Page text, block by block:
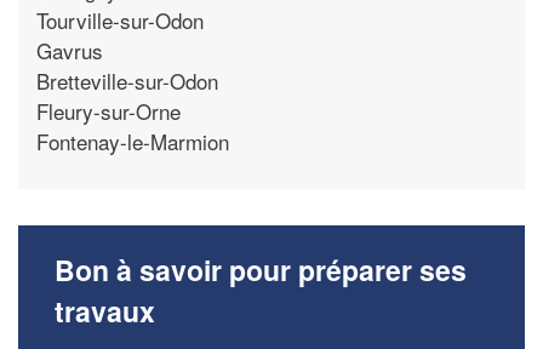
Tourville-sur-Odon
Gavrus
Bretteville-sur-Odon
Fleury-sur-Orne
Fontenay-le-Marmion
Bon à savoir pour préparer ses
travaux